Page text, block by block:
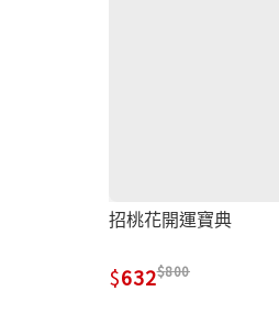
招桃花開運寶典
632 800